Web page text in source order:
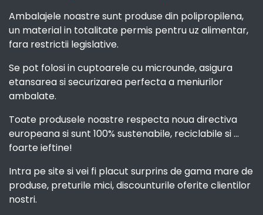
Ambalajele noastre sunt produse din polipropilena,
un material in totalitate permis pentru uz alimentar,
fara restrictii legislative.
Se pot folosi in cuptoarele cu microunde, asigura
etansarea si securizarea perfecta a meniurilor
ambalate.
Toate produsele noastre respecta noua directiva
europeana si sunt 100% sustenabile, reciclabile si ...
foarte ieftine!
Intra pe site si vei fi placut surprins de gama mare de
produse, preturile mici, discounturile oferite clientilor
nostri.